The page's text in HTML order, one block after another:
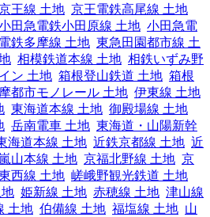
王線 土地 京王電鉄高尾線 土地
田急電鉄小田原線 土地 小田急電
鉄多摩線 土地 東急田園都市線 土
相模鉄道本線 土地 相鉄いずみ野
ン 土地 箱根登山鉄道 土地 箱根
都市モノレール 土地 伊東線 土地
東海道本線 土地 御殿場線 土地
岳南電車 土地 東海道・山陽新幹
海道本線 土地 近鉄京都線 土地 近
山本線 土地 京福北野線 土地 京
西線 土地 嵯峨野観光鉄道 土地
姫新線 土地 赤穂線 土地 津山線
土地 伯備線 土地 福塩線 土地 山